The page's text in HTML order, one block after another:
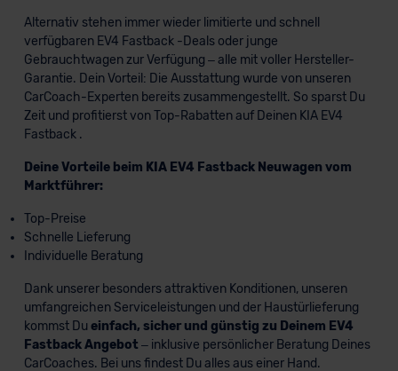
Alternativ stehen immer wieder limitierte und schnell
verfügbaren EV4 Fastback -Deals oder junge
Gebrauchtwagen zur Verfügung – alle mit voller Hersteller-
Garantie. Dein Vorteil: Die Ausstattung wurde von unseren
CarCoach-Experten bereits zusammengestellt. So sparst Du
Zeit und profitierst von Top-Rabatten auf Deinen KIA EV4
Fastback .
Deine Vorteile beim KIA EV4 Fastback Neuwagen vom
Marktführer:
Top-Preise
Schnelle Lieferung
Individuelle Beratung
Dank unserer besonders attraktiven Konditionen, unseren
umfangreichen Serviceleistungen und der Haustürlieferung
kommst Du einfach, sicher und günstig zu Deinem EV4
Fastback Angebot – inklusive persönlicher Beratung Deines
CarCoaches. Bei uns findest Du alles aus einer Hand.